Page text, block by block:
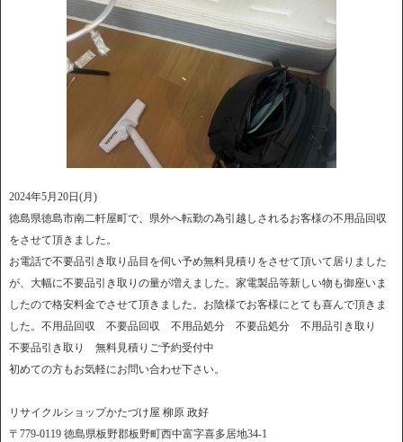
2024年5月20日(月)
徳島県徳島市南二軒屋町で、県外へ転勤の為引越しされるお客様の不用品回収
をさせて頂きました。
お電話で不要品引き取り品目を伺い予め無料見積りをさせて頂いて居りました
が、大幅に不要品引き取りの量が増えました。家電製品等新しい物も御座いま
したので格安料金でさせて頂きました。お陰様でお客様にとても喜んで頂きま
した。不用品回収 不要品回収 不用品処分 不要品処分 不用品引き取り
不要品引き取り 無料見積りご予約受付中
初めての方もお気軽にお問い合わせ下さい。
リサイクルショップかたづけ屋 柳原 政好
〒779-0119 徳島県板野郡板野町西中富字喜多居地34-1